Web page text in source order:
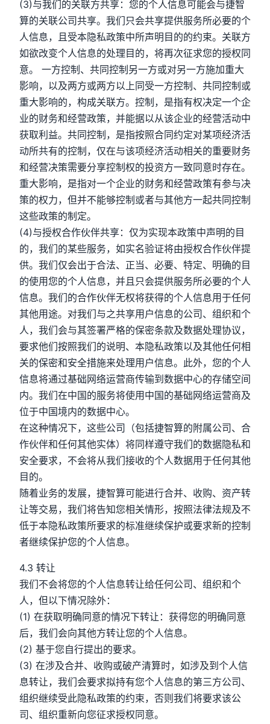
(3)与我们的关联方共享：您的个人信息可能会与捷智
算的关联公司共享。我们只会共享提供服务所必要的个
人信息，且受本隐私政策中所声明目的的约束。关联方
如欲改变个人信息的处理目的，将再次征求您的授权同
意。 一方控制、共同控制另一方或对另一方施加重大
影响，以及两方或两方以上同受一方控制、共同控制或
重大影响的，构成关联方。控制，是指有权决定一个企
业的财务和经营政策，并能据以从该企业的经营活动中
获取利益。共同控制，是指按照合同约定对某项经济活
动所共有的控制，仅在与该项经济活动相关的重要财务
和经营决策需要分享控制权的投资方一致同意时存在。
重大影响，是指对一个企业的财务和经营政策有参与决
策的权力，但并不能够控制或者与其他方一起共同控制
这些政策的制定。
(4)与授权合作伙伴共享：仅为实现本政策中声明的目
的，我们的某些服务，如实名验证将由授权合作伙伴提
供。我们仅会出于合法、正当、必要、特定、明确的目
的使用您的个人信息，并且只会提供服务所必要的个人
信息。我们的合作伙伴无权将获得的个人信息用于任何
其他用途。对我们与之共享用户信息的公司、组织和个
人，我们会与其签署严格的保密条款及数据处理协议，
要求他们按照我们的说明、本隐私政策以及其他任何相
关的保密和安全措施来处理用户信息。此外，您的个人
信息将通过基础网络运营商传输到数据中心的存储空间
内。我们在中国的服务将使用中国的基础网络运营商及
位于中国境内的数据中心。
在这种情况下，这些公司（包括捷智算的附属公司、合
作伙伴和任何其他实体）将同样遵守我们的数据隐私和
安全要求，不会将从我们接收的个人数据用于任何其他
目的。
随着业务的发展，捷智算可能进行合并、收购、资产转
让等交易，我们将告知您相关情形，按照法律法规及不
低于本隐私政策所要求的标准继续保护或要求新的控制
者继续保护您的个人信息。
4.3 转让
我们不会将您的个人信息转让给任何公司、组织和个
人，但以下情况除外：
(1) 在获取明确同意的情况下转让：获得您的明确同意
后，我们会向其他方转让您的个人信息。
(2) 基于您自行提出的要求。
(3) 在涉及合并、收购或破产清算时，如涉及到个人信
息转让，我们会要求拟持有您个人信息的第三方公司、
组织继续受此隐私政策的约束，否则我们将要求该公
司、组织重新向您征求授权同意。